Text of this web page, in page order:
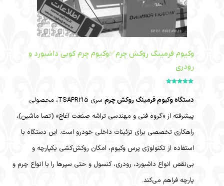
وکیوم فرمینگ روکش چرم✅وکیوم چرم کوبی داشبورد و
رودری
دستگاه وکیوم فرمینگ روکش چرم
سری TSAPR215، محصولی
پیشرفته از «گروه فنی و مهندسی تراشه صنعت آغاج» (تصا ماشین)،
راهکاری تخصصی برای تزئینات داخلی خودرو است. این دستگاه با
استفاده از تکنولوژی پرس وکیوم، امکان روکش‌کشی یکپارچه و
بی‌نقص انواع داشبورد، رودری، کنسول و حتی سپرها را با انواع چرم و
پارچه فراهم می‌کند.